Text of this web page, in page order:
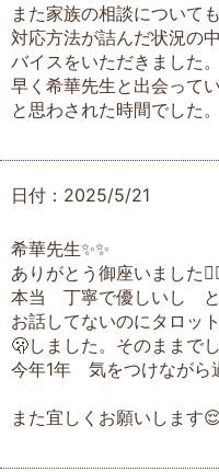
また家族の相談についても
対応方法が詰んだ状況の
バイスをいただきました。
早く希華先生と出会って
と思わされた時間でした。
日付：2025/5/21
希華先生✨✨
ありがとう御座いました
本当 丁寧で優しいし と
お話してないのにタロッ
🫢しました。そのままで
今年1年 気をつけながら
また宜しくお願いします